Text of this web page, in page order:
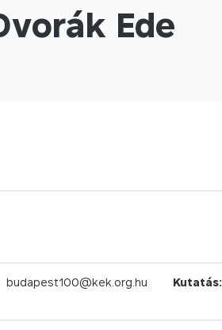
Ede
budapest100@kek.org.hu Kutatás: